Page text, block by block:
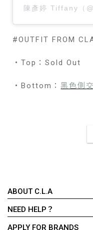
陳彥婷 Tiffany（
#OUTFIT FROM
・Top：Sold Out
・Bottom： 黑色側
ABOUT C.L.A
NEED HELP？
APPLY FOR BRANDS